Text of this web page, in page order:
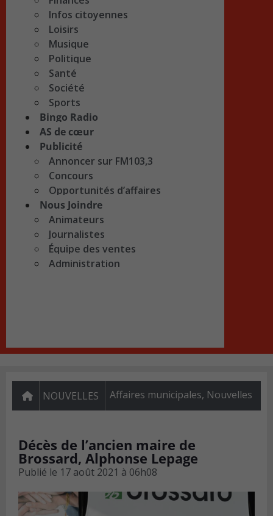
Infos citoyennes
Loisirs
Musique
Politique
Santé
Société
Sports
Bingo Radio
AS de cœur
Publicité
Annoncer sur FM103,3
Concours
Opportunités d’affaires
Nous Joindre
Animateurs
Journalistes
Équipe des ventes
Administration
NOUVELLES Affaires municipales, Nouvelles
Décès de l’ancien maire de
Brossard, Alphonse Lepage
Publié le 17 août 2021 à 06h08